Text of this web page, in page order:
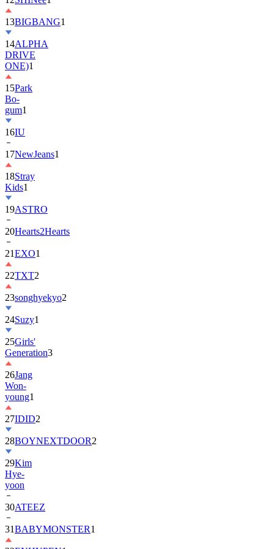
13BIGBANG1
14ALPHA
DRIVE
ONE)1
15Park
Bo-
gum1
16IU
17NewJeans1
18Stray
Kids1
19ASTRO
20Hearts2Hearts
21EXO1
22TXT2
23songhyekyo2
24Suzy1
25Girls'
Generation3
26Jang
Won-
young1
27IDID2
28BOYNEXTDOOR2
29Kim
Hye-
yoon
30ATEEZ
31BABYMONSTER1